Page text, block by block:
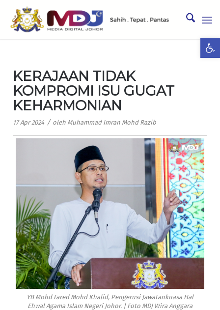
KERAJAAN TIDAK
KOMPROMI ISU GUGAT
KEHARMONIAN
17 Apr 2024 / oleh Muhammad Imran Mohd Razib
YB Mohd Fared Mohd Khalid, Pengerusi Jawatankuasa Hal
Ehwal Agama Islam Negeri Johor. | Foto MDJ Wira Anggara